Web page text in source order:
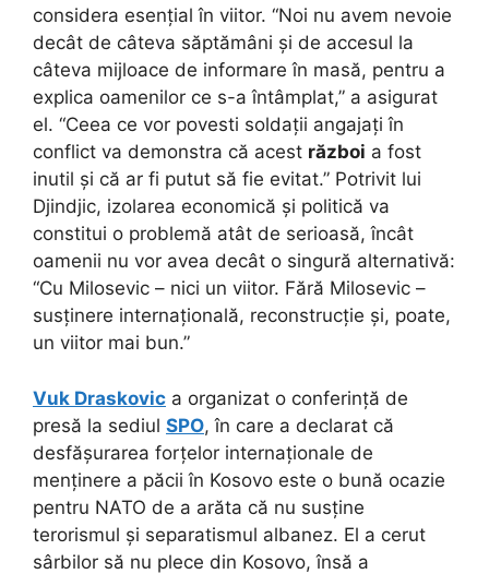
considera esențial în viitor. “Noi nu avem nevoie
decât de câteva săptămâni și de accesul la
câteva mijloace de informare în masă, pentru a
explica oamenilor ce s-a întâmplat,” a asigurat
el. “Ceea ce vor povesti soldații angajați în
conflict va demonstra că acest război a fost
inutil și că ar fi putut să fie evitat.” Potrivit lui
Djindjic, izolarea economică și politică va
constitui o problemă atât de serioasă, încât
oamenii nu vor avea decât o singură alternativă:
“Cu Milosevic – nici un viitor. Fără Milosevic –
susținere internațională, reconstrucție și, poate,
un viitor mai bun.”
Vuk Draskovic a organizat o conferință de
presă la sediul SPO, în care a declarat că
desfășurarea forțelor internaționale de
menținere a păcii în Kosovo este o bună ocazie
pentru NATO de a arăta că nu susține
terorismul și separatismul albanez. El a cerut
sârbilor să nu plece din Kosovo, însă a